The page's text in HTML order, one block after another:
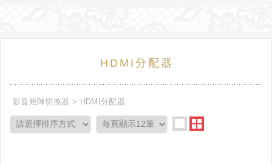
HDMI分配器
影音矩陣切換器 HDMI分配器